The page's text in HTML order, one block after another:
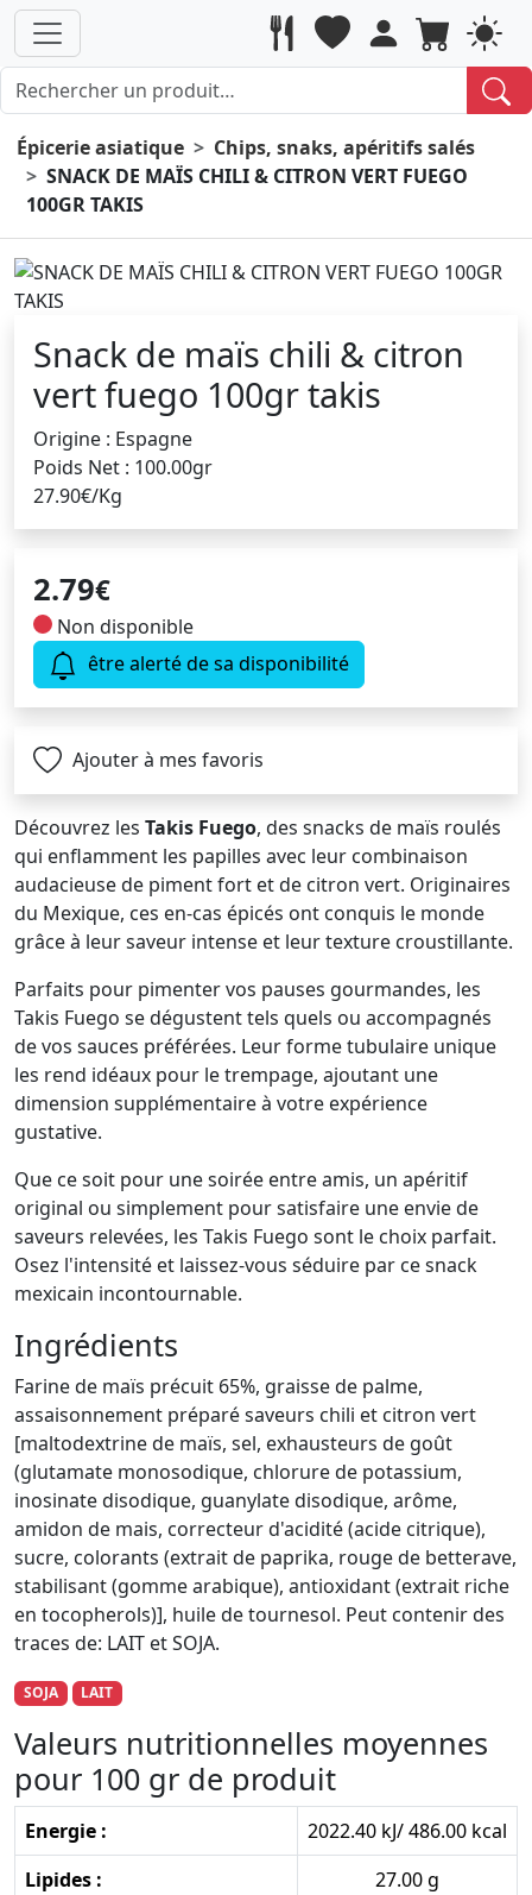
Épicerie asiatique
Chips, snaks, apéritifs salés
SNACK DE MAÏS CHILI & CITRON VERT FUEGO
100GR TAKIS
Snack de maïs chili & citron
vert fuego 100gr takis
Origine : Espagne
Poids Net : 100.00gr
27.90€/Kg
2.79€
Non disponible
être alerté de sa disponibilité
Ajouter à mes favoris
Découvrez les Takis Fuego, des snacks de maïs roulés
qui enflamment les papilles avec leur combinaison
audacieuse de piment fort et de citron vert. Originaires
du Mexique, ces en-cas épicés ont conquis le monde
grâce à leur saveur intense et leur texture croustillante.
Parfaits pour pimenter vos pauses gourmandes, les
Takis Fuego se dégustent tels quels ou accompagnés
de vos sauces préférées. Leur forme tubulaire unique
les rend idéaux pour le trempage, ajoutant une
dimension supplémentaire à votre expérience
gustative.
Que ce soit pour une soirée entre amis, un apéritif
original ou simplement pour satisfaire une envie de
saveurs relevées, les Takis Fuego sont le choix parfait.
Osez l'intensité et laissez-vous séduire par ce snack
mexicain incontournable.
Ingrédients
Farine de maïs précuit 65%, graisse de palme,
assaisonnement préparé saveurs chili et citron vert
[maltodextrine de maïs, sel, exhausteurs de goût
(glutamate monosodique, chlorure de potassium,
inosinate disodique, guanylate disodique, arôme,
amidon de mais, correcteur d'acidité (acide citrique),
sucre, colorants (extrait de paprika, rouge de betterave,
stabilisant (gomme arabique), antioxidant (extrait riche
en tocopherols)], huile de tournesol. Peut contenir des
traces de: LAIT et SOJA.
SOJA LAIT
Valeurs nutritionnelles moyennes
pour 100 gr de produit
Energie :
2022.40 kJ/ 486.00 kcal
Lipides :
27.00 g